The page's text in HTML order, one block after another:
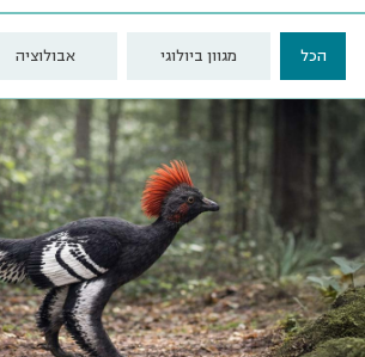
הכל מגוון ביולוגי אבולוציה